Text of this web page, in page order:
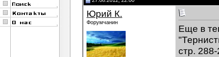
Юрий К.
Форумчанин
Еще в
стр.